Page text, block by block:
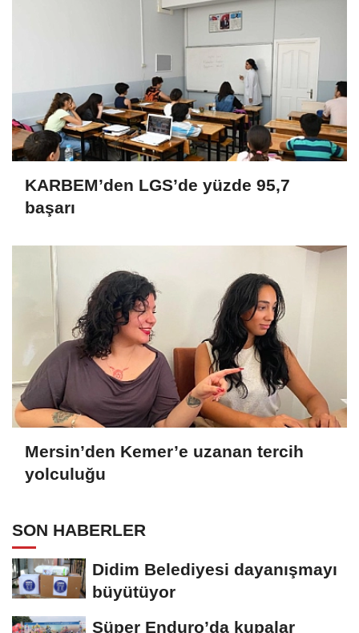
KARBEM’den LGS’de yüzde 95,7
başarı
Mersin’den Kemer’e uzanan tercih
yolculuğu
SON HABERLER
Didim Belediyesi dayanışmayı
büyütüyor
Süper Enduro’da kupalar